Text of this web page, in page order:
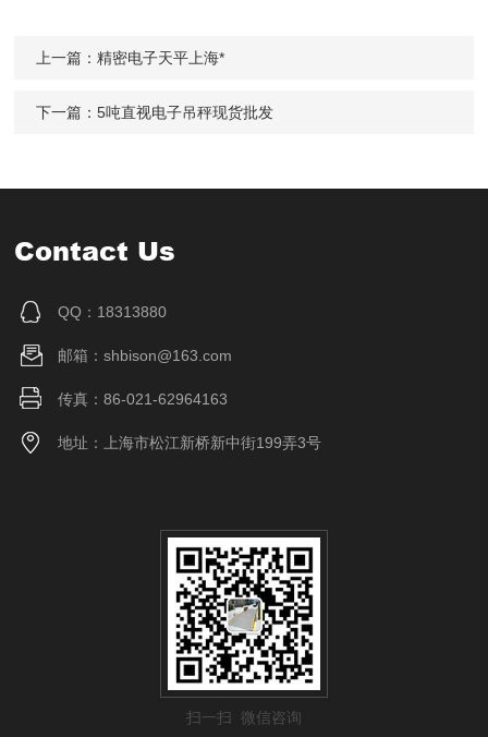
上一篇：精密电子天平上海*
下一篇：5吨直视电子吊秤现货批发
Contact Us
QQ：18313880
邮箱：shbison@163.com
传真：86-021-62964163
地址：上海市松江新桥新中街199弄3号
扫一扫 微信咨询